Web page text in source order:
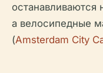
останавливаются
а велосипедные
(Amsterdam City